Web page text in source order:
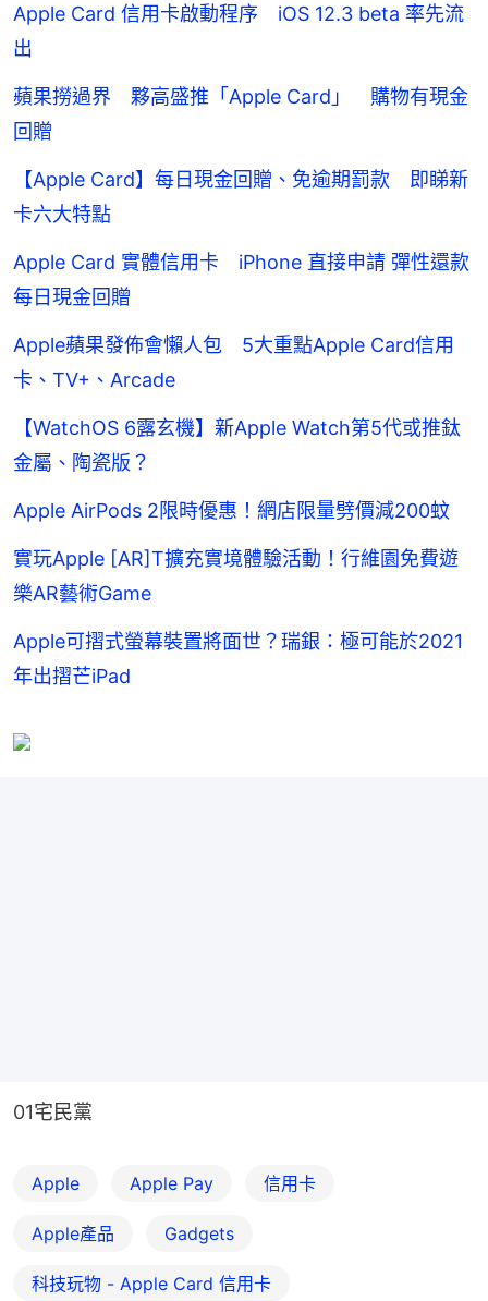
Apple Card 信用卡啟動程序 iOS 12.3 beta 率先流
出
蘋果撈過界 夥高盛推「Apple Card」 購物有現金
回贈
【Apple Card】每日現金回贈、免逾期罰款 即睇新
卡六大特點
Apple Card 實體信用卡 iPhone 直接申請 彈性還款
每日現金回贈
Apple蘋果發佈會懶人包 5大重點Apple Card信用
卡、TV+、Arcade
【WatchOS 6露玄機】新Apple Watch第5代或推鈦
金屬、陶瓷版？
Apple AirPods 2限時優惠！網店限量劈價減200蚊
實玩Apple [AR]T擴充實境體驗活動！行維園免費遊
樂AR藝術Game
Apple可摺式螢幕裝置將面世？瑞銀：極可能於2021
年出摺芒iPad
01宅民黨
Apple Apple Pay 信用卡
Apple產品 Gadgets
科技玩物 - Apple Card 信用卡